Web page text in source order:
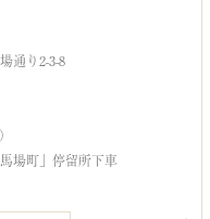
通り2-3-8
場町」停留所下車